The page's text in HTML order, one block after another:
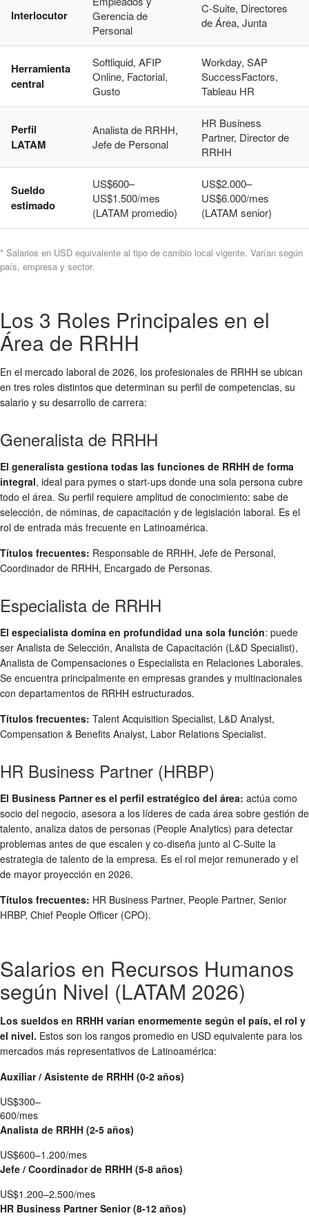
Interlocutor
Gerencia de
Personal
C-Suite, Directores
de Área, Junta
Herramienta
central
Softliquid, AFIP
Online, Factorial,
Gusto
Workday, SAP
SuccessFactors,
Tableau HR
Perfil
LATAM
Analista de RRHH,
Jefe de Personal
HR Business
Partner, Director de
RRHH
Sueldo
estimado
US$600–
US$1.500/mes
(LATAM promedio)
US$2.000–
US$6.000/mes
(LATAM senior)
* Salarios en USD equivalente al tipo de cambio local vigente. Varían según
país, empresa y sector.
Los 3 Roles Principales en el
Área de RRHH
En el mercado laboral de 2026, los profesionales de RRHH se ubican
en tres roles distintos que determinan su perfil de competencias, su
salario y su desarrollo de carrera:
Generalista de RRHH
El generalista gestiona todas las funciones de RRHH de forma
integral, ideal para pymes o start-ups donde una sola persona cubre
todo el área. Su perfil requiere amplitud de conocimiento: sabe de
selección, de nóminas, de capacitación y de legislación laboral. Es el
rol de entrada más frecuente en Latinoamérica.
Títulos frecuentes: Responsable de RRHH, Jefe de Personal,
Coordinador de RRHH, Encargado de Personas.
Especialista de RRHH
El especialista domina en profundidad una sola función: puede
ser Analista de Selección, Analista de Capacitación (L&D Specialist),
Analista de Compensaciones o Especialista en Relaciones Laborales.
Se encuentra principalmente en empresas grandes y multinacionales
con departamentos de RRHH estructurados.
Títulos frecuentes: Talent Acquisition Specialist, L&D Analyst,
Compensation & Benefits Analyst, Labor Relations Specialist.
HR Business Partner (HRBP)
El Business Partner es el perfil estratégico del área: actúa como
socio del negocio, asesora a los líderes de cada área sobre gestión de
talento, analiza datos de personas (People Analytics) para detectar
problemas antes de que escalen y co-diseña junto al C-Suite la
estrategia de talento de la empresa. Es el rol mejor remunerado y el
de mayor proyección en 2026.
Títulos frecuentes: HR Business Partner, People Partner, Senior
HRBP, Chief People Officer (CPO).
Salarios en Recursos Humanos
según Nivel (LATAM 2026)
Los sueldos en RRHH varían enormemente según el país, el rol y
el nivel. Estos son los rangos promedio en USD equivalente para los
mercados más representativos de Latinoamérica:
Auxiliar / Asistente de RRHH (0-2 años)
US$300–
600/mes
Analista de RRHH (2-5 años)
US$600–1.200/mes
Jefe / Coordinador de RRHH (5-8 años)
US$1.200–2.500/mes
HR Business Partner Senior (8-12 años)